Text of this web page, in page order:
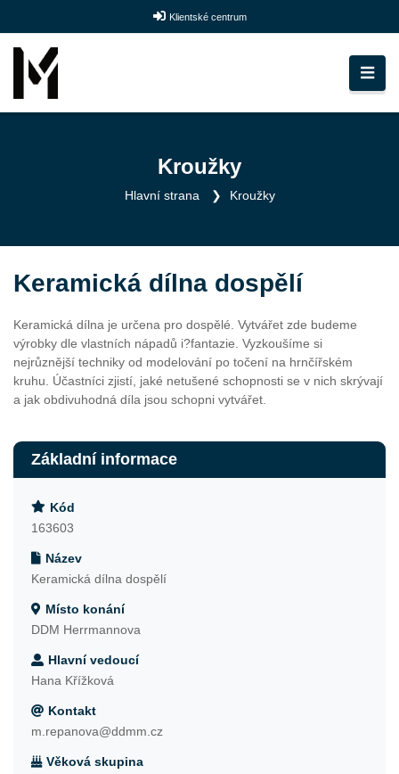
Klientské centrum
Kroužky
Hlavní strana Kroužky
Keramická dílna dospělí
Keramická dílna je určena pro dospělé. Vytvářet zde budeme
výrobky dle vlastních nápadů i?fantazie. Vyzkoušíme si
nejrůznější techniky od modelování po točení na hrnčířském
kruhu. Účastníci zjistí, jaké netušené schopnosti se v nich skrývají
a jak obdivuhodná díla jsou schopni vytvářet.
Základní informace
Kód
163603
Název
Keramická dílna dospělí
Místo konání
DDM Herrmannova
Hlavní vedoucí
Hana Křížková
Kontakt
m.repanova@ddmm.cz
Věková skupina